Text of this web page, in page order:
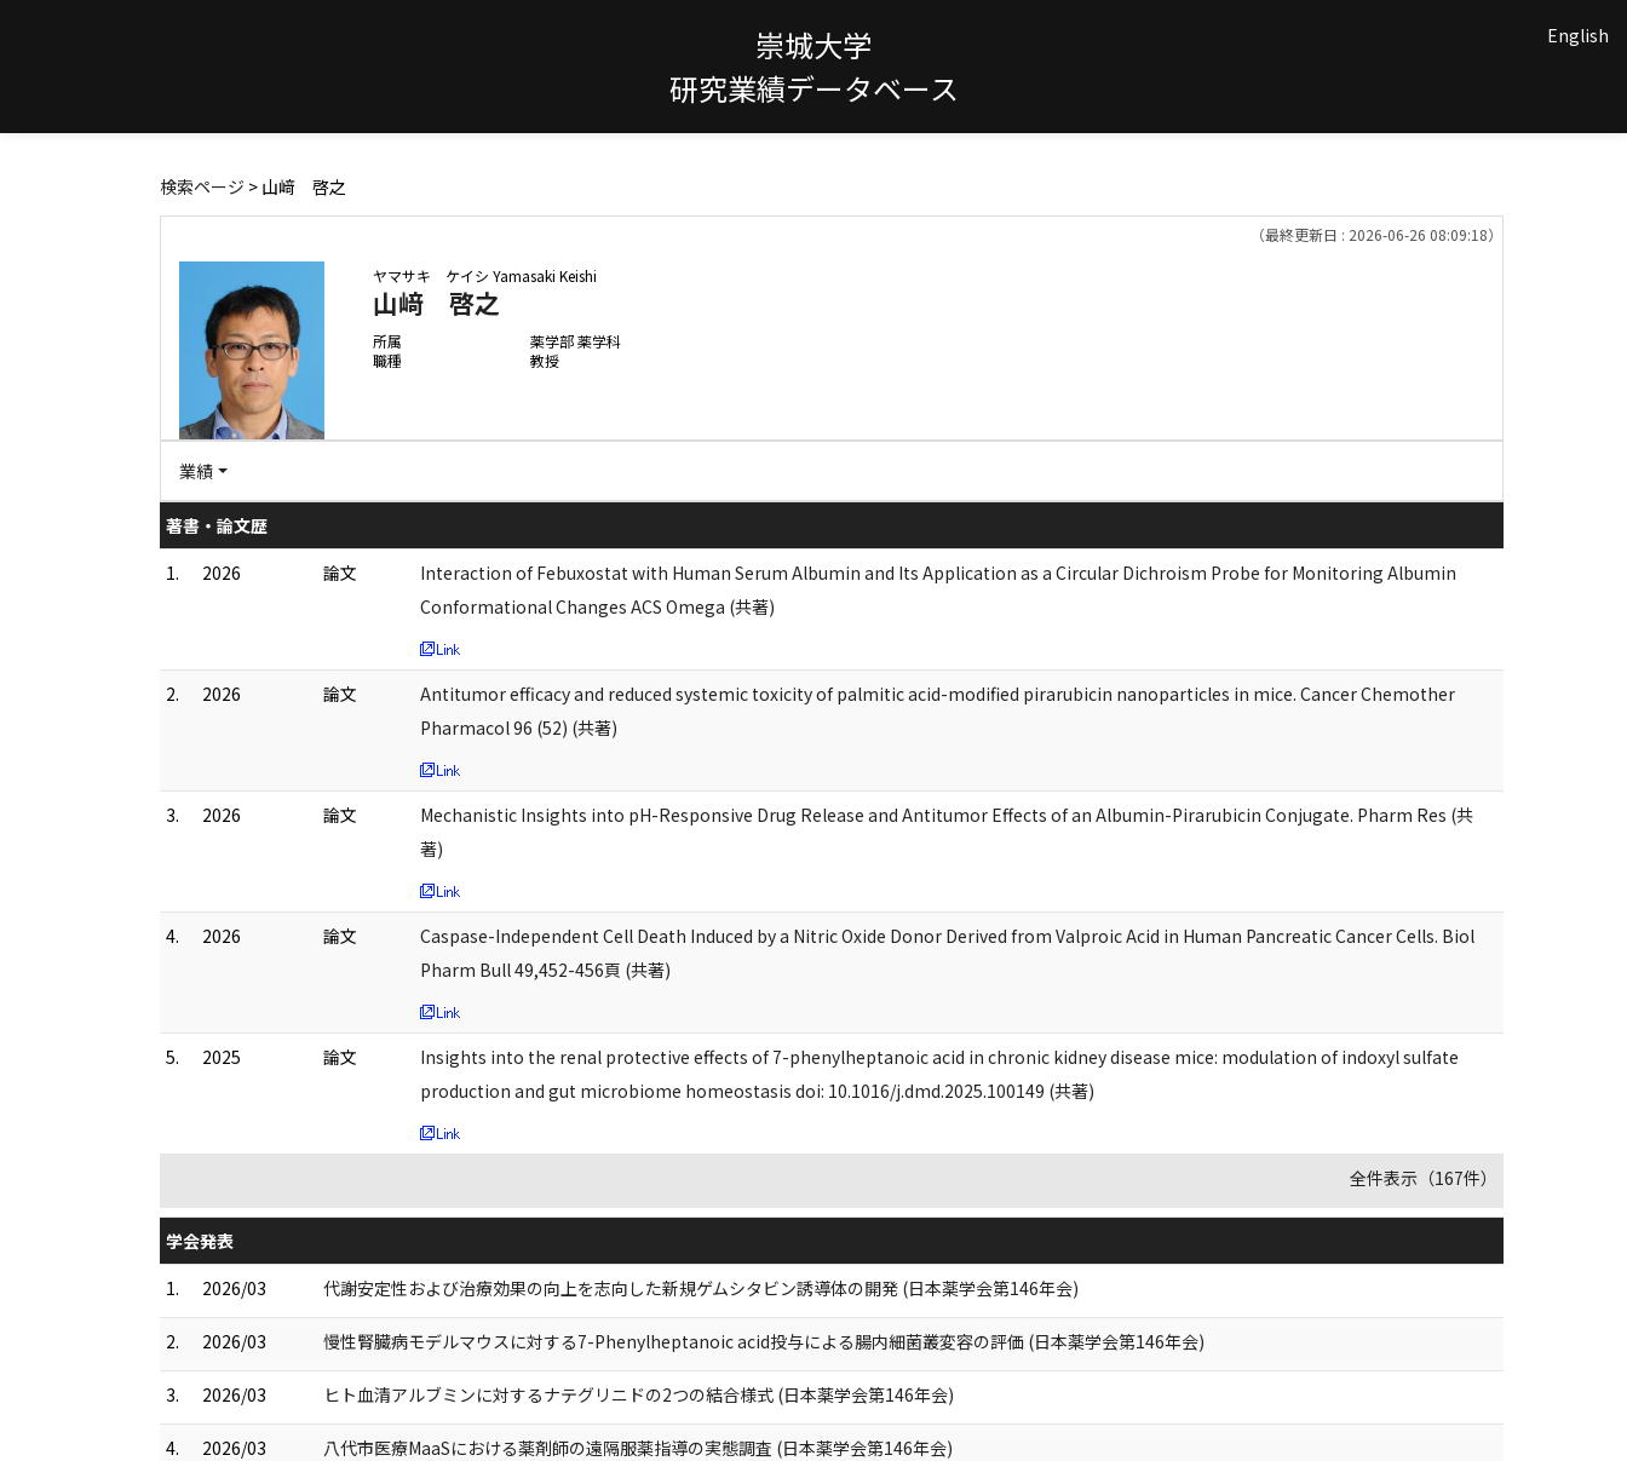
崇城大学
研究業績データベース
English
検索ページ > 山﨑 啓之
（最終更新日 : 2026-06-26 08:09:18）
ヤマサキ ケイシ Yamasaki Keishi
山﨑 啓之
所属
薬学部 薬学科
職種
教授
業績
著書・論文歴
1.
2026 論文
Interaction of Febuxostat with Human Serum Albumin and Its Application as a Circular Dichroism Probe for Monitoring Albumin
Conformational Changes ACS Omega (共著)
2. 2026 論文
Antitumor efficacy and reduced systemic toxicity of palmitic acid-modified pirarubicin nanoparticles in mice. Cancer Chemother
Pharmacol 96 (52) (共著)
3. 2026 論文
Mechanistic Insights into pH-Responsive Drug Release and Antitumor Effects of an Albumin-Pirarubicin Conjugate. Pharm Res (共
著)
4. 2026 論文
Caspase-Independent Cell Death Induced by a Nitric Oxide Donor Derived from Valproic Acid in Human Pancreatic Cancer Cells. Biol
Pharm Bull 49,452-456頁 (共著)
5. 2025 論文
Insights into the renal protective effects of 7-phenylheptanoic acid in chronic kidney disease mice: modulation of indoxyl sulfate
production and gut microbiome homeostasis doi: 10.1016/j.dmd.2025.100149 (共著)
全件表示（167件）
学会発表
1.
2026/03 代謝安定性および治療効果の向上を志向した新規ゲムシタビン誘導体の開発 (日本薬学会第146年会)
2. 2026/03 慢性腎臓病モデルマウスに対する7-Phenylheptanoic acid投与による腸内細菌叢変容の評価 (日本薬学会第146年会)
3. 2026/03 ヒト血清アルブミンに対するナテグリニドの2つの結合様式 (日本薬学会第146年会)
4. 2026/03 八代市医療MaaSにおける薬剤師の遠隔服薬指導の実態調査 (日本薬学会第146年会)